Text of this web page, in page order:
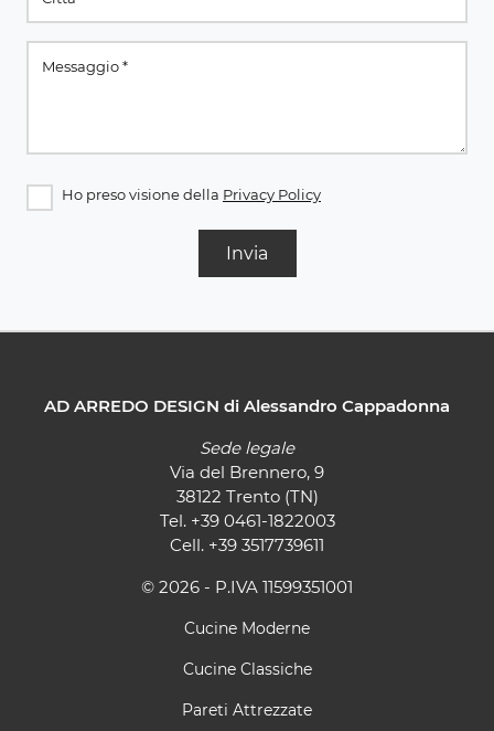
Ho preso visione della Privacy Policy
Invia
AD ARREDO DESIGN di Alessandro Cappadonna
Sede legale
Via del Brennero, 9
38122 Trento (TN)
Tel. +39 0461-1822003
Cell. +39 3517739611
© 2026 - P.IVA 11599351001
Cucine Moderne
Cucine Classiche
Pareti Attrezzate